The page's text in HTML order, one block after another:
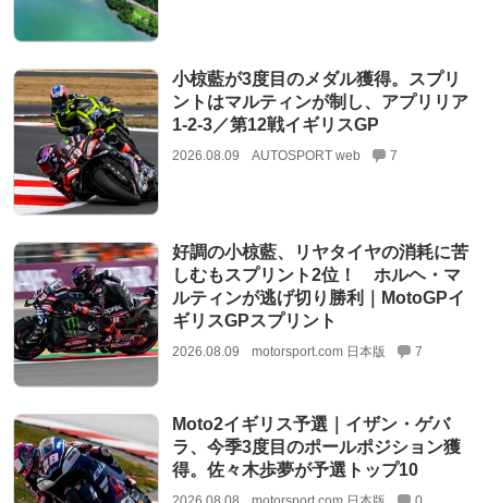
小椋藍が3度目のメダル獲得。スプリ
ントはマルティンが制し、アプリリア
1-2-3／第12戦イギリスGP
2026.08.09 AUTOSPORT web 7
好調の小椋藍、リヤタイヤの消耗に苦
しむもスプリント2位！ ホルヘ・マ
ルティンが逃げ切り勝利｜MotoGPイ
ギリスGPスプリント
2026.08.09 motorsport.com 日本版 7
Moto2イギリス予選｜イザン・ゲバ
ラ、今季3度目のポールポジション獲
得。佐々木歩夢が予選トップ10